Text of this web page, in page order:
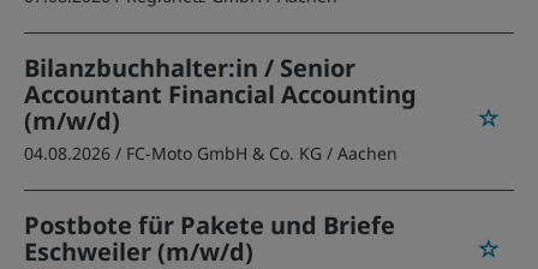
Bilanzbuchhalter:in / Senior
Accountant Financial Accounting
(m/w/d)
04.08.2026 / FC-Moto GmbH & Co. KG / Aachen
Postbote für Pakete und Briefe
Eschweiler (m/w/d)